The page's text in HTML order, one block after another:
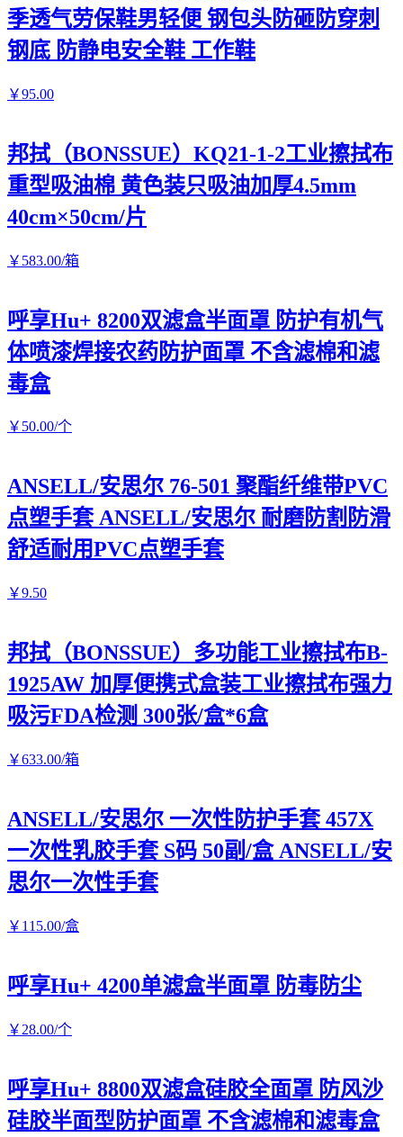
季透气劳保鞋男轻便 钢包头防砸防穿刺
钢底 防静电安全鞋 工作鞋
￥95.00
邦拭（BONSSUE）KQ21-1-2工业擦拭布
重型吸油棉 黄色装只吸油加厚4.5mm
40cm×50cm/片
￥ 583.00/箱
呼享Hu+ 8200双滤盒半面罩 防护有机气
体喷漆焊接农药防护面罩 不含滤棉和滤
毒盒
￥ 50.00/个
ANSELL/安思尔 76-501 聚酯纤维带PVC
点塑手套 ANSELL/安思尔 耐磨防割防滑
舒适耐用PVC点塑手套
￥9.50
邦拭（BONSSUE）多功能工业擦拭布B-
1925AW 加厚便携式盒装工业擦拭布强力
吸污FDA检测 300张/盒*6盒
￥633.00/箱
ANSELL/安思尔 一次性防护手套 457X
一次性乳胶手套 S码 50副/盒 ANSELL/安
思尔一次性手套
￥ 115.00/盒
呼享Hu+ 4200单滤盒半面罩 防毒防尘
￥ 28.00/个
呼享Hu+ 8800双滤盒硅胶全面罩 防风沙
硅胶半面型防护面罩 不含滤棉和滤毒盒